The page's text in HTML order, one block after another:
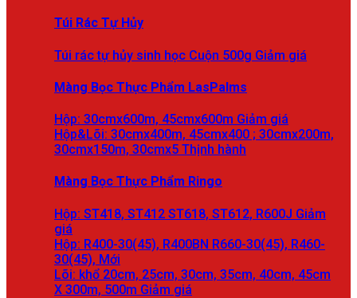
Túi Rác Tự Hủy
Túi rác tự hủy sinh học Cuộn 500g
Màng Bọc Thực Phẩm LasPalms
Hộp: 30cmx600m, 45cmx600m
Hộp&Lõi: 30cmx400m, 45cmx400 ; 30cmx200m,
30cmx150m, 30cmx5
Màng Bọc Thực Phẩm Ringo
Hộp: ST418, ST412 ST618, ST612, R600J
Hộp: R400-30(45), R400BN R660-30(45), R460-
30(45),
Lõi: khổ 20cm, 25cm, 30cm, 35cm, 40cm, 45cm
X 300m, 500m